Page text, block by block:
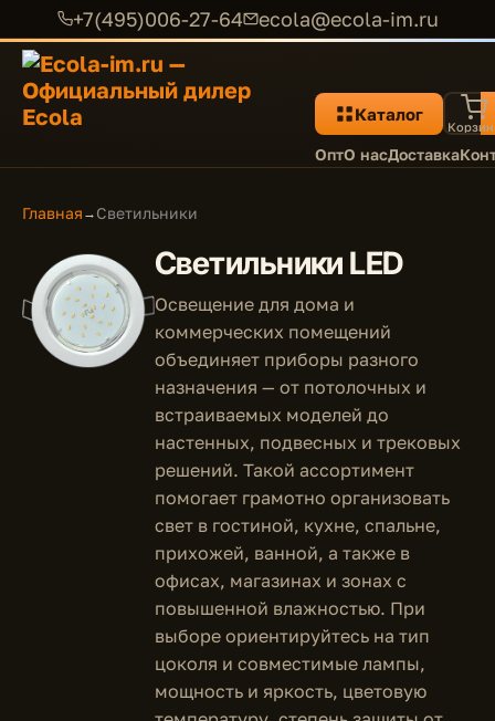
+7(495)006-27-64 ecola@ecola-im.ru
Каталог
ОптО насДоставка
Главная → Светильники
Светильники LED
Освещение для дома и
коммерческих помещений
объединяет приборы разного
назначения — от потолочных и
встраиваемых моделей до
настенных, подвесных и трековых
решений. Такой ассортимент
помогает грамотно организовать
свет в гостиной, кухне, спальне,
прихожей, ванной, а также в
офисах, магазинах и зонах с
повышенной влажностью. При
выборе ориентируйтесь на тип
цоколя и совместимые лампы,
мощность и яркость, цветовую